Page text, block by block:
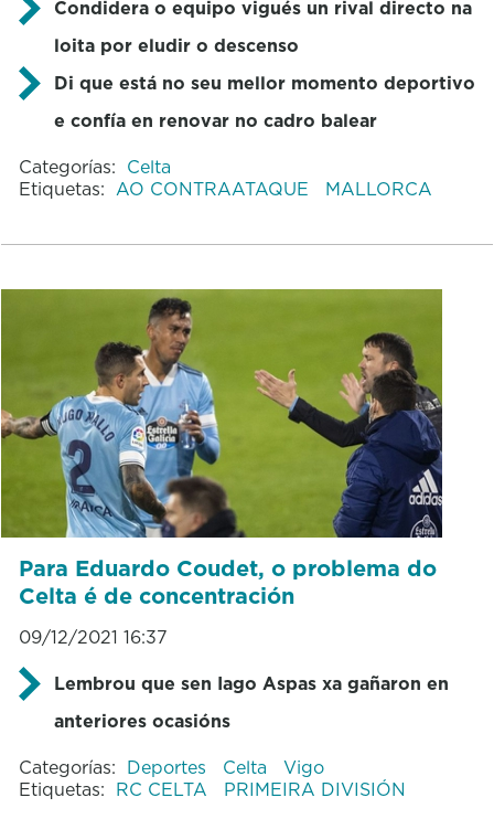
Condidera o equipo vigués un rival directo na
loita por eludir o descenso
Di que está no seu mellor momento deportivo
e confía en renovar no cadro balear
Categorías: Celta
Etiquetas: AO CONTRAATAQUE MALLORCA
Para Eduardo Coudet, o problema do
Celta é de concentración
09/12/2021 16:37
Lembrou que sen Iago Aspas xa gañaron en
anteriores ocasións
Categorías: Deportes Celta
Vigo
Etiquetas: RC CELTA PRIMEIRA DIVISIÓN